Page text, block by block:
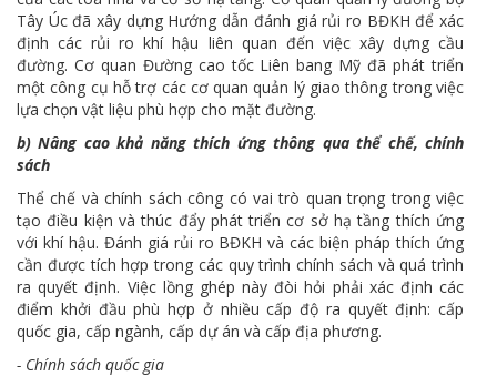
Tây Úc đã xây dựng Hướng dẫn đánh giá rủi ro BĐKH để xác
định các rủi ro khí hậu liên quan đến việc xây dựng cầu
đường. Cơ quan Đường cao tốc Liên bang Mỹ đã phát triển
một công cụ hỗ trợ các cơ quan quản lý giao thông trong việc
lựa chọn vật liệu phù hợp cho mặt đường.
b) Nâng cao khả năng thích ứng thông qua thể chế, chính
sách
Thể chế và chính sách công có vai trò quan trọng trong việc
tạo điều kiện và thúc đẩy phát triển cơ sở hạ tầng thích ứng
với khí hậu. Đánh giá rủi ro BĐKH và các biện pháp thích ứng
cần được tích hợp trong các quy trình chính sách và quá trình
ra quyết định. Việc lồng ghép này đòi hỏi phải xác định các
điểm khởi đầu phù hợp ở nhiều cấp độ ra quyết định: cấp
quốc gia, cấp ngành, cấp dự án và cấp địa phương.
- Chính sách quốc gia